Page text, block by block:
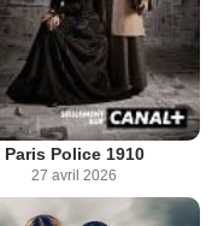
Paris Police 1910
27 avril 2026